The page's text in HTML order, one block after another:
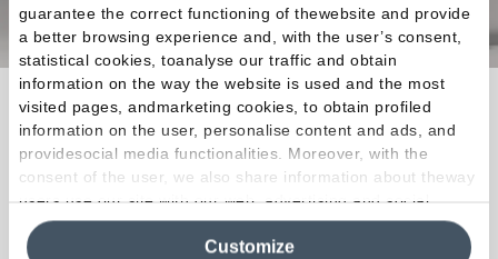
guarantee the correct functioning of thewebsite and provide
a better browsing experience and, with the user’s consent,
statistical cookies, toanalyse our traffic and obtain
information on the way the website is used and the most
visited pages, andmarketing cookies, to obtain profiled
information on the user, personalise content and ads, and
providesocial media functionalities. Moreover, with the
consent of the user, we also share information about theway
users use our site with our web, advertising and social
media analytics partners, who may combine itwith other
information in their possession. By closing this banner,
Customize
La materia prima ideal para llevar a cabo
creaciones que eleven lacalidad de vida a
magnitudes de obra maestra.